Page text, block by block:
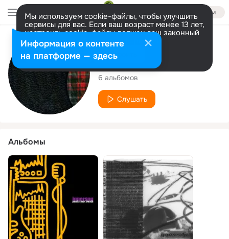
Войти
Мы используем cookie-файлы, чтобы улучшить
сервисы для вас. Если ваш возраст менее 13 лет,
настроить cookie-файлы должен ваш законный
представитель. Больше информации
Разрешить все Настроить
Исполнитель
INNERSUN
6 альбомов
Слушать
Альбомы
Информация о контенте
на платформе — здесь